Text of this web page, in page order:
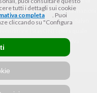
riferimento alle Informazioni
nel percorso online. Salvo
(StayON) opera quale
S.p.A., non in esclusiva.
tutti i dettagli sui cookie
completa
. Puoi
cliccando su "Configura